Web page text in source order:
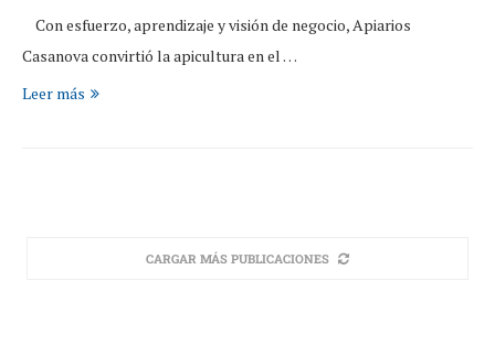
Con esfuerzo, aprendizaje y visión de negocio, Apiarios
Casanova convirtió la apicultura en el …
Leer más
CARGAR MÁS PUBLICACIONES